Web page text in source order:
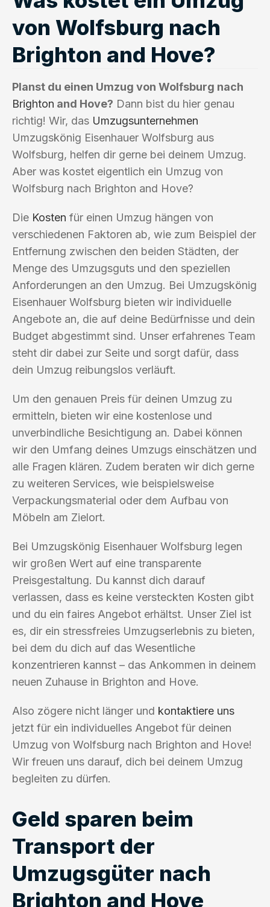
von Wolfsburg nach
Brighton and Hove?
Planst du einen Umzug von Wolfsburg nach
Brighton and Hove? Dann bist du hier genau
richtig! Wir, das Umzugsunternehmen
Umzugskönig Eisenhauer Wolfsburg aus
Wolfsburg, helfen dir gerne bei deinem Umzug.
Aber was kostet eigentlich ein Umzug von
Wolfsburg nach Brighton and Hove?
Die Kosten für einen Umzug hängen von
verschiedenen Faktoren ab, wie zum Beispiel der
Entfernung zwischen den beiden Städten, der
Menge des Umzugsguts und den speziellen
Anforderungen an den Umzug. Bei Umzugskönig
Eisenhauer Wolfsburg bieten wir individuelle
Angebote an, die auf deine Bedürfnisse und dein
Budget abgestimmt sind. Unser erfahrenes Team
steht dir dabei zur Seite und sorgt dafür, dass
dein Umzug reibungslos verläuft.
Um den genauen Preis für deinen Umzug zu
ermitteln, bieten wir eine kostenlose und
unverbindliche Besichtigung an. Dabei können
wir den Umfang deines Umzugs einschätzen und
alle Fragen klären. Zudem beraten wir dich gerne
zu weiteren Services, wie beispielsweise
Verpackungsmaterial oder dem Aufbau von
Möbeln am Zielort.
Bei Umzugskönig Eisenhauer Wolfsburg legen
wir großen Wert auf eine transparente
Preisgestaltung. Du kannst dich darauf
verlassen, dass es keine versteckten Kosten gibt
und du ein faires Angebot erhältst. Unser Ziel ist
es, dir ein stressfreies Umzugserlebnis zu bieten,
bei dem du dich auf das Wesentliche
konzentrieren kannst – das Ankommen in deinem
neuen Zuhause in Brighton and Hove.
Also zögere nicht länger und kontaktiere uns
jetzt für ein individuelles Angebot für deinen
Umzug von Wolfsburg nach Brighton and Hove!
Wir freuen uns darauf, dich bei deinem Umzug
begleiten zu dürfen.
Geld sparen beim
Transport der
Umzugsgüter nach
Brighton and Hove